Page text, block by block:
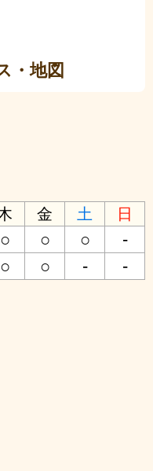
・地図
金 土
日
○ ○ ○ -
○ ○ -
-